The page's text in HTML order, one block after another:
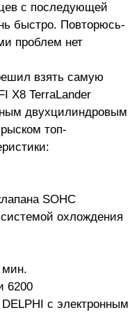
с последующей
быстро. Повторюсь-
проблем нет
взять самую
X8 TerraLander
двухцилиндровым
топ-
SOHC
охлождения
мин.
6200
с электронным